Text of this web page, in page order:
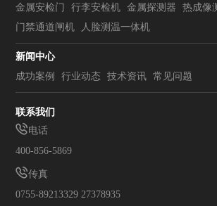
金属安检门
行李安检机 金属探测器
热成像
门禁通道闸机
人脸测温一体机
新闻中心
成功案例
行业动态 技术资讯 常见问题
联系我们
电话
400-856-5869
传真
0755-89213329 27378935